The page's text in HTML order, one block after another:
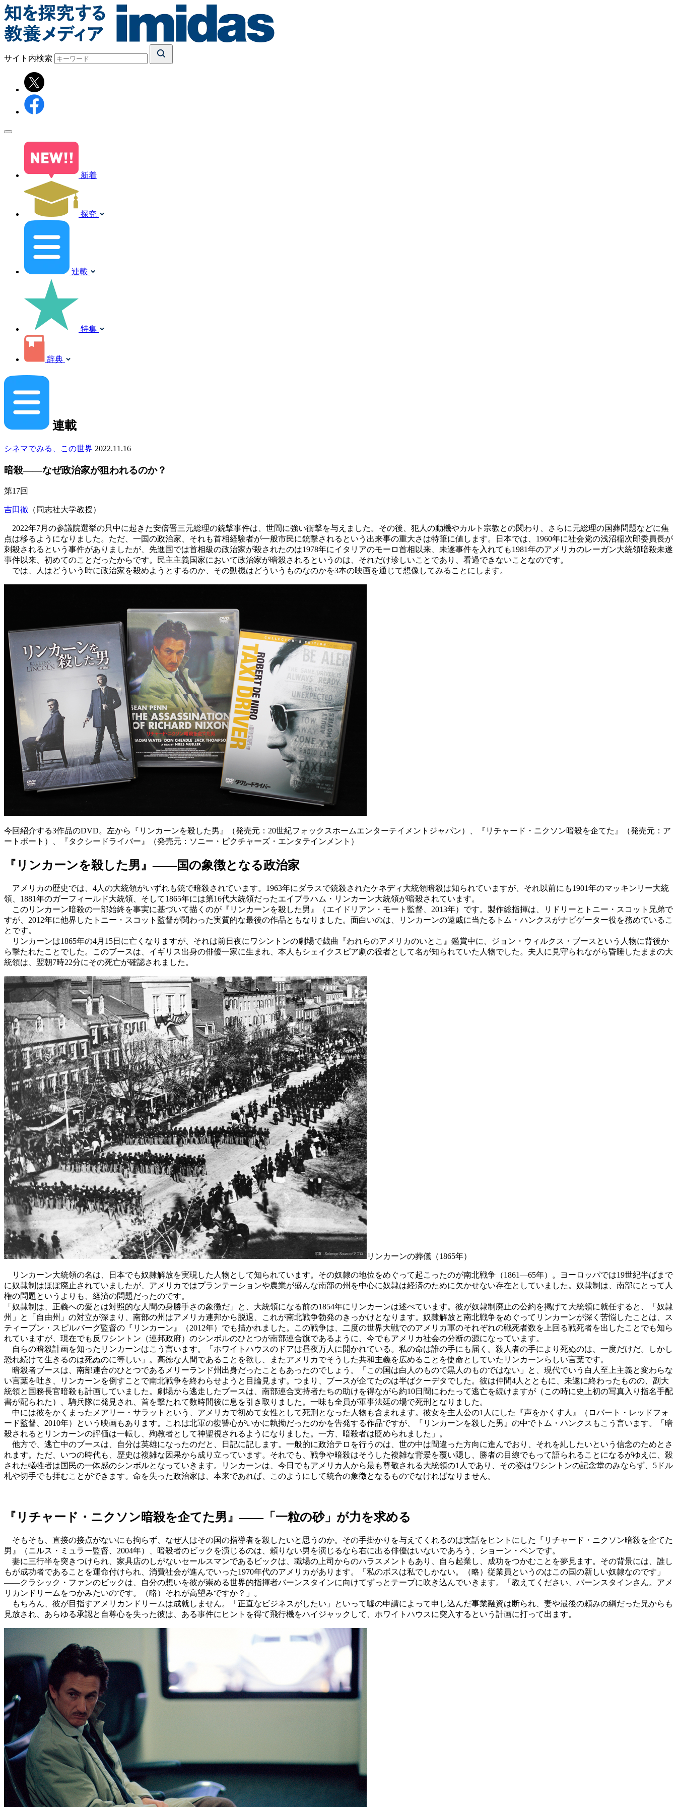
サイト内検索
新着
探究
連載
特集
辞典
連載
シネマでみる、この世界 2022.11.16
暗殺――なぜ政治家が狙われるのか？
第17回
吉田徹 （同志社大学教授）
2022年7月の参議院選挙の只中に起きた安倍晋三元総理の銃撃事件は、世間に強い衝撃を与えました。その後、犯人の動機やカルト宗教との関わり、さらに元総理の国葬問題などに焦
点は移るようになりました。ただ、一国の政治家、それも首相経験者が一般市民に銃撃されるという出来事の重大さは特筆に値します。日本では、1960年に社会党の浅沼稲次郎委員長が
刺殺されるという事件がありましたが、先進国では首相級の政治家が殺されたのは1978年にイタリアのモーロ首相以来、未遂事件を入れても1981年のアメリカのレーガン大統領暗殺未遂
事件以来、初めてのことだったからです。民主主義国家において政治家が暗殺されるというのは、それだけ珍しいことであり、看過できないことなのです。
では、人はどういう時に政治家を殺めようとするのか、その動機はどういうものなのかを3本の映画を通じて想像してみることにします。
今回紹介する3作品のDVD。左から『リンカーンを殺した男』（発売元：20世紀フォックスホームエンターテイメントジャパン）、『リチャード・ニクソン暗殺を企てた』（発売元：ア
ートポート）、『タクシードライバー』（発売元：ソニー・ピクチャーズ・エンタテインメント）
『リンカーンを殺した男』――国の象徴となる政治家
アメリカの歴史では、4人の大統領がいずれも銃で暗殺されています。1963年にダラスで銃殺されたケネディ大統領暗殺は知られていますが、それ以前にも1901年のマッキンリー大統
領、1881年のガーフィールド大統領、そして1865年には第16代大統領だったエイブラハム・リンカーン大統領が暗殺されています。
このリンカーン暗殺の一部始終を事実に基づいて描くのが『リンカーンを殺した男』（エイドリアン・モート監督、2013年）です。製作総指揮は、リドリーとトニー・スコット兄弟で
すが、2012年に他界したトニー・スコット監督が関わった実質的な最後の作品ともなりました。面白いのは、リンカーンの遠戚に当たるトム・ハンクスがナビゲーター役を務めているこ
とです。
リンカーンは1865年の4月15日に亡くなりますが、それは前日夜にワシントンの劇場で戯曲『われらのアメリカのいとこ』鑑賞中に、ジョン・ウィルクス・ブースという人物に背後か
ら撃たれたことでした。このブースは、イギリス出身の俳優一家に生まれ、本人もシェイクスピア劇の役者として名が知られていた人物でした。夫人に見守られながら昏睡したままの大
統領は、翌朝7時22分にその死亡が確認されました。
リンカーンの葬儀（1865年）
リンカーン大統領の名は、日本でも奴隷解放を実現した人物として知られています。その奴隷の地位をめぐって起こったのが南北戦争（1861―65年）。ヨーロッパでは19世紀半ばまで
に奴隷制はほぼ廃止されていましたが、アメリカではプランテーションや農業が盛んな南部の州を中心に奴隷は経済のために欠かせない存在としていました。奴隷制は、南部にとって人
権の問題というよりも、経済の問題だったのです。
「奴隷制は、正義への愛とは対照的な人間の身勝手さの象徴だ」と、大統領になる前の1854年にリンカーンは述べています。彼が奴隷制廃止の公約を掲げて大統領に就任すると、「奴隷
州」と「自由州」の対立が深まり、南部の州はアメリカ連邦から脱退、これが南北戦争勃発のきっかけとなります。奴隷解放と南北戦争をめぐってリンカーンが深く苦悩したことは、ス
ティーブン・スピルバーグ監督の『リンカーン』（2012年）でも描かれました。この戦争は、二度の世界大戦でのアメリカ軍のそれぞれの戦死者数を上回る戦死者を出したことでも知ら
れていますが、現在でも反ワシントン（連邦政府）のシンボルのひとつが南部連合旗であるように、今でもアメリカ社会の分断の源になっています。
自らの暗殺計画を知ったリンカーンはこう言います。「ホワイトハウスのドアは昼夜万人に開かれている。私の命は誰の手にも届く。殺人者の手により死ぬのは、一度だけだ。しかし
恐れ続けて生きるのは死ぬのに等しい」。高徳な人間であることを欲し、またアメリカでそうした共和主義を広めることを使命としていたリンカーンらしい言葉です。
暗殺者ブースは、南部連合のひとつであるメリーランド州出身だったこともあったのでしょう。「この国は白人のもので黒人のものではない」と、現代でいう白人至上主義と変わらな
い言葉を吐き、リンカーンを倒すことで南北戦争を終わらせようと目論見ます。つまり、ブースが企てたのは半ばクーデタでした。彼は仲間4人とともに、未遂に終わったものの、副大
統領と国務長官暗殺も計画していました。劇場から逃走したブースは、南部連合支持者たちの助けを得ながら約10日間にわたって逃亡を続けますが（この時に史上初の写真入り指名手配
書が配られた）、騎兵隊に発見され、首を撃たれて数時間後に息を引き取りました。一味も全員が軍事法廷の場で死刑となりました。
中には彼をかくまったメアリー・サラットという、アメリカで初めて女性として死刑となった人物も含まれます。彼女を主人公の1人にした『声をかくす人』（ロバート・レッドフォ
ード監督、2010年）という映画もあります。これは北軍の復讐心がいかに執拗だったのかを告発する作品ですが、『リンカーンを殺した男』の中でトム・ハンクスもこう言います。「暗
殺されるとリンカーンの評価は一転し、殉教者として神聖視されるようになりました。一方、暗殺者は貶められました」。
他方で、逃亡中のブースは、自分は英雄になったのだと、日記に記します。一般的に政治テロを行うのは、世の中は間違った方向に進んでおり、それを糺したいという信念のためとさ
れます。ただ、いつの時代も、歴史は複雑な因果から成り立っています。それでも、戦争や暗殺はそうした複雑な背景を覆い隠し、勝者の目線でもって語られることになるがゆえに、殺
された犠牲者は国民の一体感のシンボルとなっていきます。リンカーンは、今日でもアメリカ人から最も尊敬される大統領の1人であり、その姿はワシントンの記念堂のみならず、5ドル
札や切手でも拝むことができます。命を失った政治家は、本来であれば、このようにして統合の象徴となるものでなければなりません。
『リチャード・ニクソン暗殺を企てた男』――「一粒の砂」が力を求める
そもそも、直接の接点がないにも拘らず、なぜ人はその国の指導者を殺したいと思うのか。その手掛かりを与えてくれるのは実話をヒントにした『リチャード・ニクソン暗殺を企てた
男』（ニルス・ミュラー監督、2004年）、暗殺者のビックを演じるのは、頼りない男を演じるなら右に出る俳優はいないであろう、ショーン・ペンです。
妻に三行半を突きつけられ、家具店のしがないセールスマンであるビックは、職場の上司からのハラスメントもあり、自ら起業し、成功をつかむことを夢見ます。その背景には、誰し
もが成功者であることを運命付けられ、消費社会が進んでいった1970年代のアメリカがあります。「私のボスは私でしかない。（略）従業員というのはこの国の新しい奴隷なのです」
――クラシック・ファンのビックは、自分の想いを彼が崇める世界的指揮者バーンスタインに向けてずっとテープに吹き込んでいきます。「教えてください、バーンスタインさん。アメ
リカンドリームをつかみたいのです。（略）それが高望みですか？」。
もちろん、彼が目指すアメリカンドリームは成就しません。「正直なビジネスがしたい」といって嘘の申請によって申し込んだ事業融資は断られ、妻や最後の頼みの綱だった兄からも
見放され、あらゆる承認と自尊心を失った彼は、ある事件にヒントを得て飛行機をハイジャックして、ホワイトハウスに突入するという計画に打って出ます。